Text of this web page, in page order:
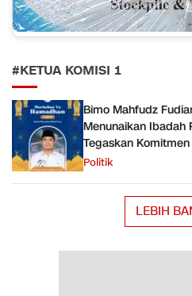
#KETUA KOMISI 1
Bimo Mahfudz
Menunaikan Ibadah
Tegaskan
Dapil 2
Politik
LEBIH